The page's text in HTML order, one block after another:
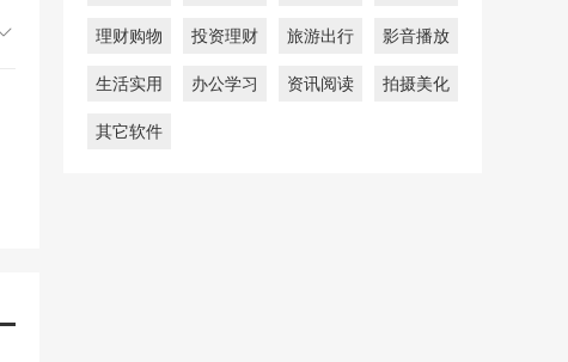
理财购物 投资理财 旅游出行 影音播放
生活实用 办公学习 资讯阅读 拍摄美化
其它软件